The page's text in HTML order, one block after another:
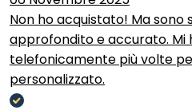
Non ho acquistato! Ma sono
approfondito e accurato.
telefonicamente più volte
personalizzato.